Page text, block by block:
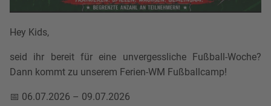
Hey Kids,
seid ihr bereit für eine unvergessliche Fußball-Woche?
Dann kommt zu unserem Ferien-WM Fußballcamp!
📅 06.07.2026 – 09.07.2026